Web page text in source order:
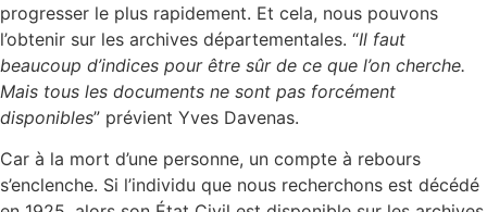
progresser le plus rapidement. Et cela, nous pouvons
l’obtenir sur les archives départementales. “Il faut
beaucoup d’indices pour être sûr de ce que l’on cherche.
Mais tous les documents ne sont pas forcément
disponibles” prévient Yves Davenas.
Car à la mort d’une personne, un compte à rebours
s’enclenche. Si l’individu que nous recherchons est décédé